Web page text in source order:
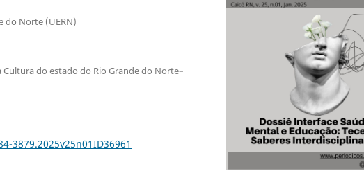
do Norte (UERN)
Cultura do estado do Rio Grande do Norte–
3879.2025v25n01ID36961